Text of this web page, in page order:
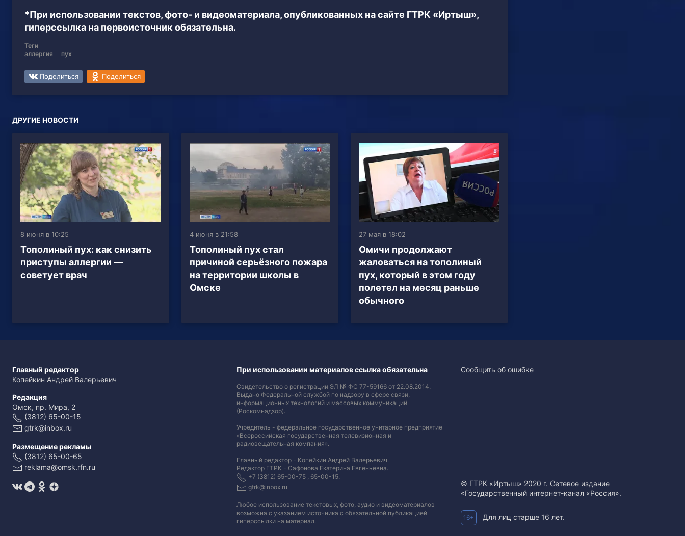
*При использовании текстов, фото- и видеоматериала, опубликованных на сайте ГТРК «Иртыш»,
гиперссылка на первоисточник обязательна.
Теги
аллергия
пух
Поделиться Поделиться
ДРУГИЕ НОВОСТИ
8 июня в 10:25
Тополиный пух: как снизить
приступы аллергии —
советует врач
4 июня в 21:58
Тополиный пух стал
причиной серьёзного пожара
на территории школы в
Омске
27 мая в 18:02
Омичи продолжают
жаловаться на тополиный
пух, который в этом году
полетел на месяц раньше
обычного
Главный редактор
Копейкин Андрей Валерьевич
Редакция
Омск, пр. Мира, 2
(3812) 65-00-15
gtrk@inbox.ru
Размещение рекламы
(3812) 65-00-65
reklama@omsk.rfn.ru
При использовании материалов ссылка обязательна
Свидетельство о регистрации ЭЛ № ФС 77-59166 от 22.08.2014.
Выдано Федеральной службой по надзору в сфере связи,
информационных технологий и массовых коммуникаций
(Роскомнадзор).
Учредитель - федеральное государственное унитарное предприятие
«Всероссийская государственная телевизионная и
радиовещательная компания».
Главный редактор - Копейкин Андрей Валерьевич.
Редактор ГТРК - Сафонова Екатерина Евгеньевна.
+7 (3812) 65-00-75 , 65-00-15.
gtrk@inbox.ru
Любое использование текстовых, фото, аудио и видеоматериалов
возможна с указанием источника с обязательной публикацией
гиперссылки на материал.
Сообщить об ошибке
© ГТРК «Иртыш» 2020 г. Сетевое издание
«Государственный интернет-канал «Россия».
16+ Для лиц старше 16 лет.